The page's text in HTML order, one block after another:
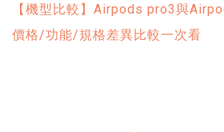
【機型比較】Airpods pro3與
價格/功能/規格差異比較一次看